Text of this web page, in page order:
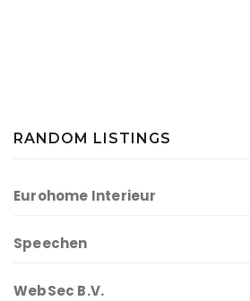
RANDOM LISTINGS
Eurohome Interieur
Speechen
WebSec B.V.